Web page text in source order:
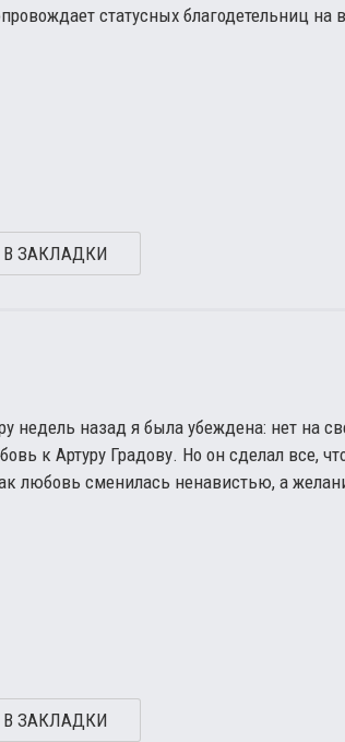
статусных благодетельниц на
В ЗАКЛАДКИ
недель назад я была убеждена: нет на
к Артуру Градову. Но он сделал все,
любовь сменилась ненавистью, а
В ЗАКЛАДКИ